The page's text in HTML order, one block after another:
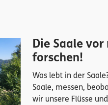
Die Saale
forschen!
Was lebt in der
Saale, messen,
wir unsere Flüsse